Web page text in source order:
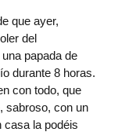
ayer,
del
papada de
durante 8 horas.
con todo, que
sabroso, con un
casa la podéis